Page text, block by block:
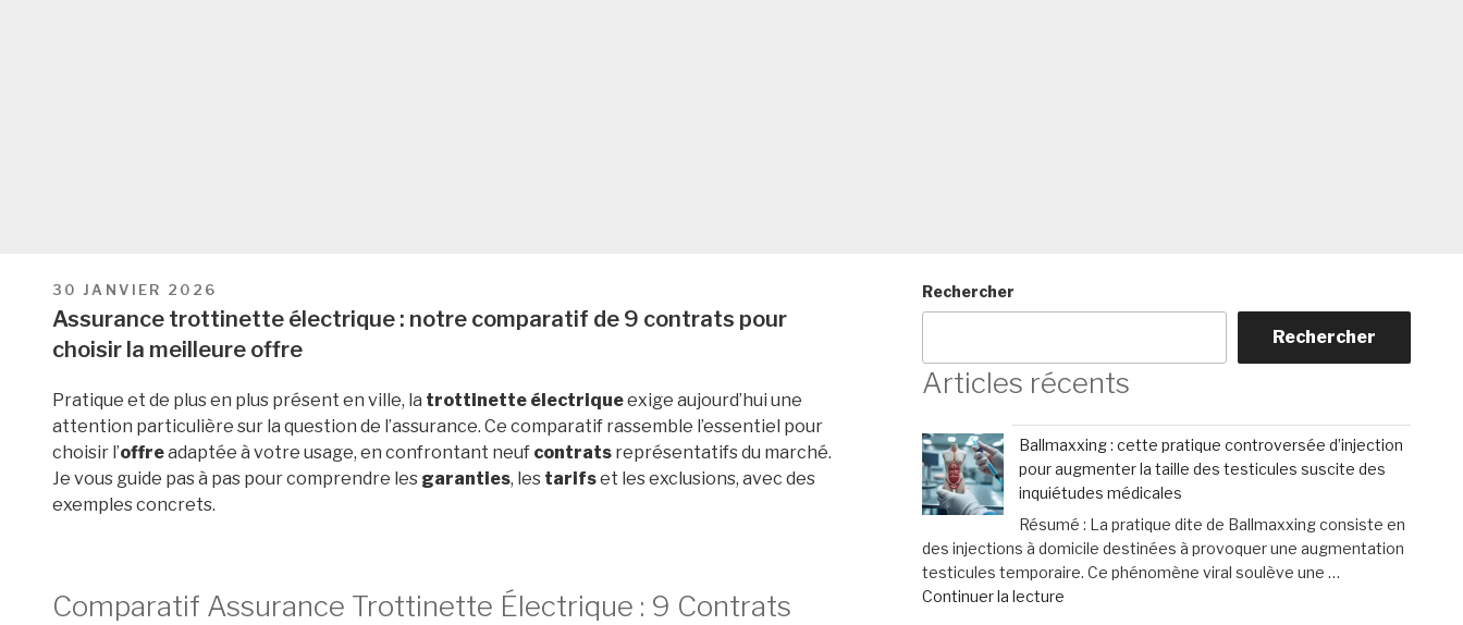
PUBLIÉ
LE
30 JANVIER 2026
Assurance trottinette électrique : notre comparatif de 9 contrats pour
choisir la meilleure offre
Pratique et de plus en plus présent en ville, la trottinette électriqueexige aujourd’hui une
attention particulière sur la question de l’assurance. Ce comparatif rassemble l’essentiel pour
choisir l’offreadaptée à votre usage, en confrontant neuf contrats représentatifs du marché.
Je vous guide pas à pas pour comprendre les garanties, les tarifset les exclusions, avec des
exemples concrets.
Comparatif Assurance Trottinette Électrique : 9 Contrats
Rechercher
Rechercher
Articles récents
Ballmaxxing : cette pratique controversée d’injection
pour augmenter la taille des testicules suscite des
inquiétudes médicales
Résumé : La pratique dite de Ballmaxxing consiste en
des injections à domicile destinées à provoquer une augmentation
testicules temporaire. Ce phénomène viral soulève une …
Continuer la lecturede